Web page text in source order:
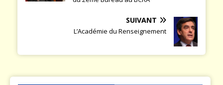
SUIVANT
L’Académie du Renseignement